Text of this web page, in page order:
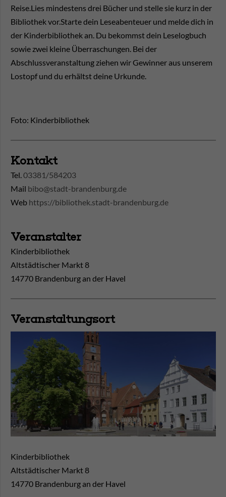
Reise.Lies mindestens drei Bücher und stelle sie kurz in der
Bibliothek vor.Starte dein Leseabenteuer und melde dich in
der Kinderbibliothek an. Du bekommst dein Leselogbuch
sowie zwei kleine Überraschungen. Bei der
Abschlussveranstaltung ziehen wir Gewinner aus unserem
Lostopf und du erhältst deine Urkunde.
Foto: Kinderbibliothek
Kontakt
Tel.03381/584203
Mail bibo@stadt-brandenburg.de
Web https://bibliothek.stadt-brandenburg.de
Veranstalter
Kinderbibliothek
Altstädtischer Markt 8
14770 Brandenburg an der Havel
Veranstaltungsort
Kinderbibliothek
Altstädtischer Markt 8
14770 Brandenburg an der Havel